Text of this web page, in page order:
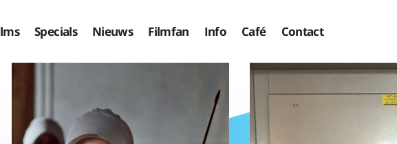
Specials Nieuws Filmfan Info Café Contact